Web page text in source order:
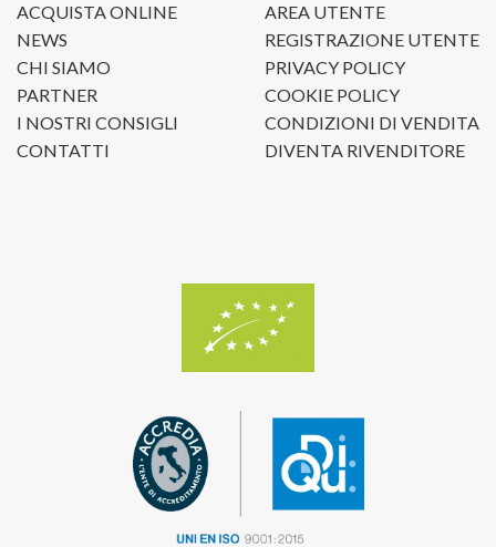
ACQUISTA ONLINE
NEWS
CHI SIAMO
PARTNER
I NOSTRI CONSIGLI
CONTATTI
AREA UTENTE
REGISTRAZIONE UTENTE
PRIVACY POLICY
COOKIE POLICY
CONDIZIONI DI VENDITA
DIVENTA RIVENDITORE